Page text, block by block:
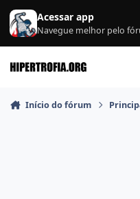
Ir para conteúdo
Acessar app
Navegue melhor pelo
Início do fórum